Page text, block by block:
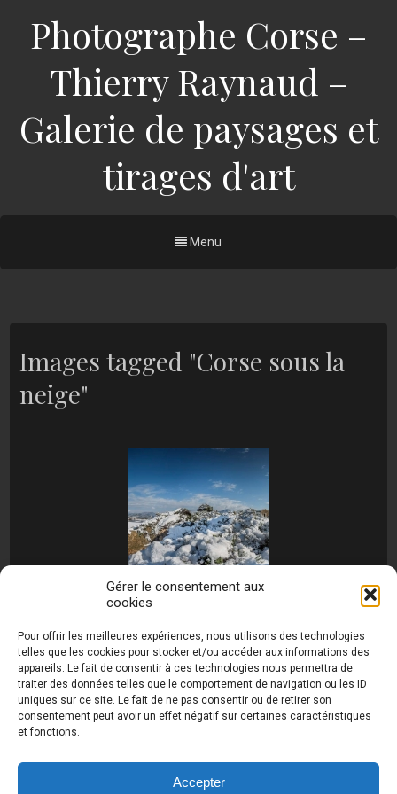
Gérer le consentement aux
cookies
Pour offrir les meilleures expériences, nous utilisons des technologies
telles que les cookies pour stocker et/ou accéder aux informations des
appareils. Le fait de consentir à ces technologies nous permettra de
traiter des données telles que le comportement de navigation ou les ID
uniques sur ce site. Le fait de ne pas consentir ou de retirer son
consentement peut avoir un effet négatif sur certaines caractéristiques
et fonctions.
Accepter
Photographe Corse –
Thierry Raynaud –
Galerie de paysages et
tirages d'art
Menu
Images tagged "Corse sous la
neige"
raynaud.com ©
Toutes les photos de ce site sont